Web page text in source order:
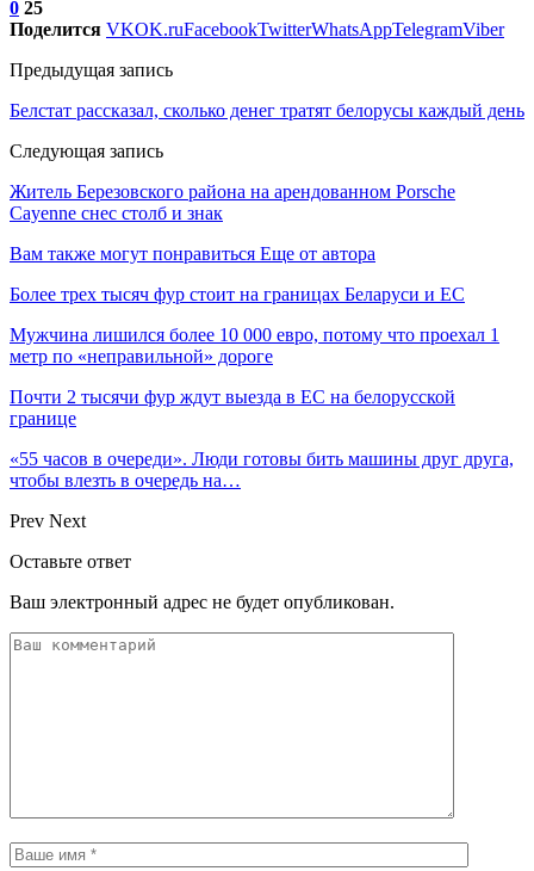
0 25
Поделится VKOK.ruFacebookTwitterWhatsAppTelegramViber
Предыдущая запись
Белстат рассказал, сколько денег тратят белорусы каждый день
Следующая запись
Житель Березовского района на арендованном Porsche
Cayenne снес столб и знак
Вам также могут понравиться Еще от автора
Более трех тысяч фур стоит на границах Беларуси и ЕС
Мужчина лишился более 10 000 евро, потому что проехал 1
метр по «неправильной» дороге
Почти 2 тысячи фур ждут выезда в ЕС на белорусской
границе
«55 часов в очереди». Люди готовы бить машины друг друга,
чтобы влезть в очередь на…
Prev Next
Оставьте ответ
Ваш электронный адрес не будет опубликован.